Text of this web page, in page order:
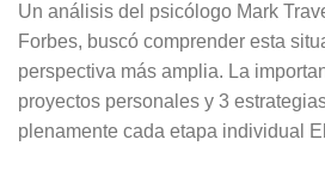
Un análisis del psicólogo Mark
Forbes, buscó comprender esta
perspectiva más amplia. La
proyectos personales y 3
plenamente cada etapa individual